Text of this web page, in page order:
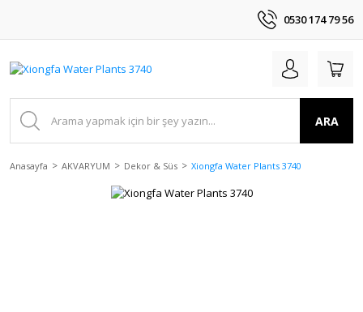
0530 174 79 56
ARA
Anasayfa AKVARYUM Dekor & Süs Xiongfa Water Plants 3740